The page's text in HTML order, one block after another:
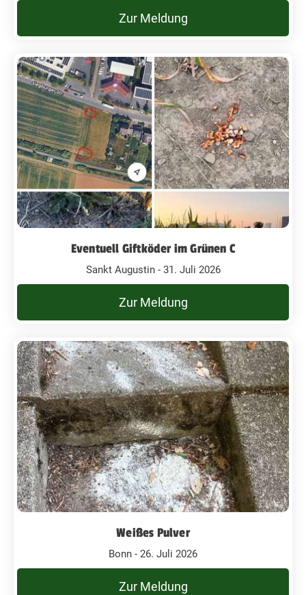
Zur Meldung
Eventuell Giftköder im Grünen C
Sankt Augustin - 31. Juli 2026
Zur Meldung
Weißes Pulver
Bonn - 26. Juli 2026
Zur Meldung